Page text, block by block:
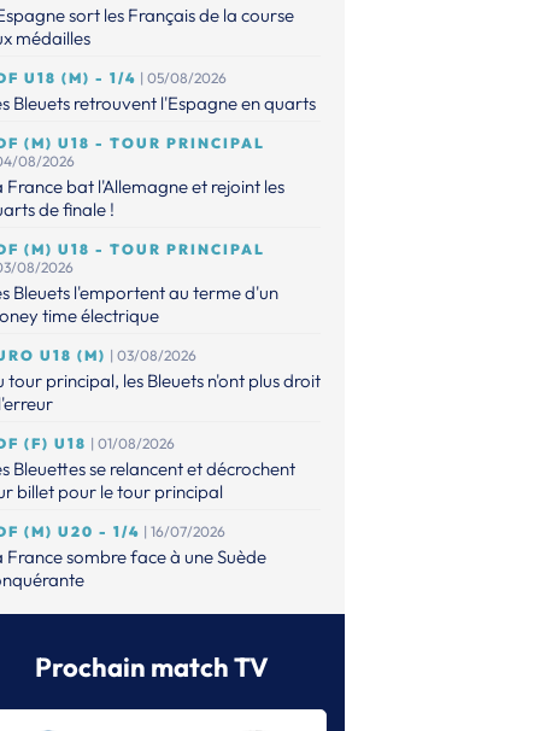
sort les Français de la course
médailles
U18 (M) - 1/4 | 05/08/2026
Bleuets retrouvent l'Espagne en quarts
(M) U18 - TOUR PRINCIPAL
08/2026
France bat l'Allemagne et rejoint les
de finale !
(M) U18 - TOUR PRINCIPAL
08/2026
Bleuets l'emportent au terme d'un
time électrique
U18 (M) | 03/08/2026
tour principal, les Bleuets n'ont plus droit
(F) U18 | 01/08/2026
Bleuettes se relancent et décrochent
billet pour le tour principal
(M) U20 - 1/4 | 16/07/2026
France sombre face à une Suède
(M) U20 | 14/07/2026
les Bleuets n'ont plus leur destin en
Prochain match TV